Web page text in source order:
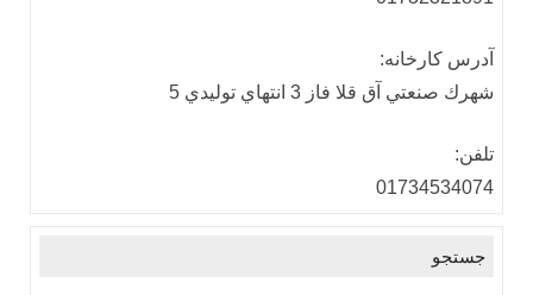
آدرس كارخانه:
شهرك صنعتي آق قلا فاز 3 انتهاي توليدي 5
تلفن:
01734534074
جستجو